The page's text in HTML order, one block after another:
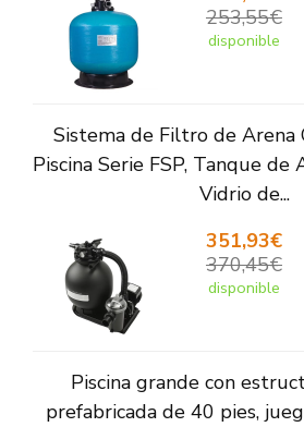
253,55€
disponible
Sistema de Filtro de Arena
Piscina Serie FSP, Tanque de
Vidrio de...
351,93€
370,45€
disponible
Piscina grande con
prefabricada de 40 pies,